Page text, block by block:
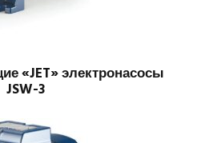
«JET» электронасосы
JSW-3